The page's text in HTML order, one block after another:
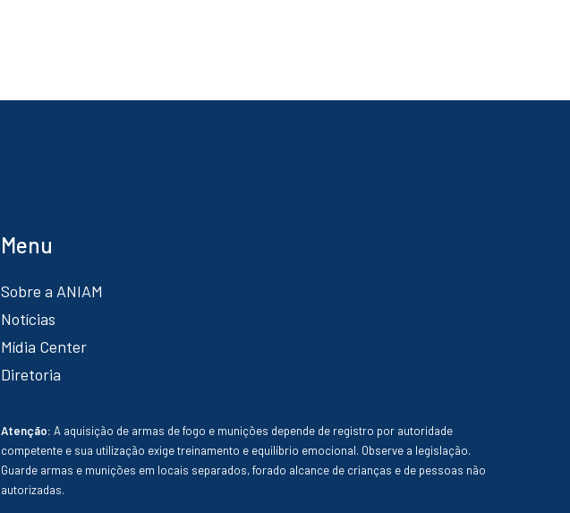
Menu
Sobre a ANIAM
Notícias
Mídia Center
Diretoria
Atenção: A aquisição de armas de fogo e munições depende de registro por autoridade
competente e sua utilização exige treinamento e equilíbrio emocional. Observe a legislação.
Guarde armas e munições em locais separados, forado alcance de crianças e de pessoas não
autorizadas.